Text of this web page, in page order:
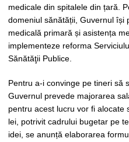
medicale din spitalele din țară.
domeniul sănătății, Guvernul își
medicală primară și asistența
implementeze reforma
Sănătăţii Publice.
Pentru a-i convinge pe tineri să
Guvernul prevede majorarea
pentru acest lucru vor fi alocate
lei, potrivit cadrului bugetar pe
idei, se anunță elaborarea